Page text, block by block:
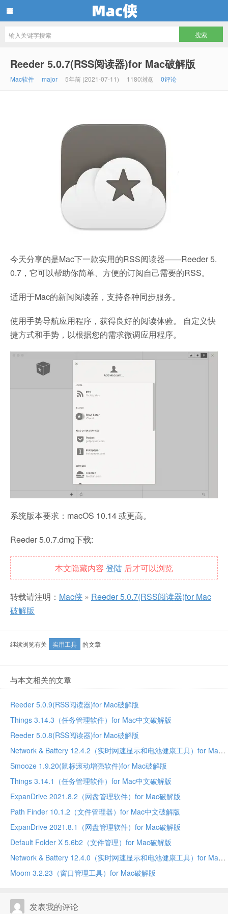
Reeder 5.0.7(RSS阅读器)for Mac破解版
Mac软件 major 5年前 (2021-07-11) 1180浏览 0评论
今天分享的是Mac下一款实用的RSS阅读器——Reeder 5.
0.7，它可以帮助你简单、方便的订阅自己需要的RSS。
适用于Mac的新闻阅读器，支持各种同步服务。
使用手势导航应用程序，获得良好的阅读体验。 自定义快
捷方式和手势，以根据您的需求微调应用程序。
系统版本要求：macOS 10.14 或更高。
Reeder 5.0.7.dmg下载:
本文隐藏内容 登陆 后才可以浏览
转载请注明： Mac侠 » Reeder 5.0.7(RSS阅读器)for Mac
破解版
继续浏览有关 实用工具 的文章
与本文相关的文章
Reeder 5.0.9(RSS阅读器)for Mac破解版
Things 3.14.3（任务管理软件）for Mac中文破解版
Reeder 5.0.8(RSS阅读器)for Mac破解版
Network & Battery 12.4.2（实时网速显示和电池健康工具）for Mac中文破解版
Smooze 1.9.20(鼠标滚动增强软件)for Mac破解版
Things 3.14.1（任务管理软件）for Mac中文破解版
ExpanDrive 2021.8.2（网盘管理软件）for Mac破解版
Path Finder 10.1.2（文件管理器）for Mac中文破解版
ExpanDrive 2021.8.1（网盘管理软件）for Mac破解版
Default Folder X 5.6b2（文件管理）for Mac破解版
Network & Battery 12.4.0（实时网速显示和电池健康工具）for Mac中文破解版
Moom 3.2.23（窗口管理工具）for Mac破解版
发表我的评论